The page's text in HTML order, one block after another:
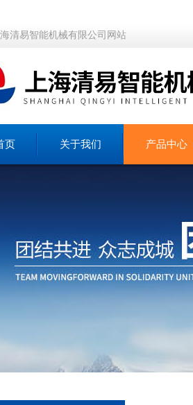
清易智能机械有限公司网站
页 关于我们 产品中心